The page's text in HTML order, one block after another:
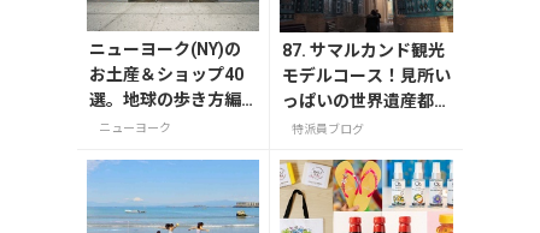
ニューヨーク(NY)の
お土産＆ショップ40
選。地球の歩き方編
集者セレクト！
ニューヨーク
87. サマルカンド観光
モデルコース！見所い
っぱいの世界遺産都市
を満喫するおすすめプ
特派員ブログ